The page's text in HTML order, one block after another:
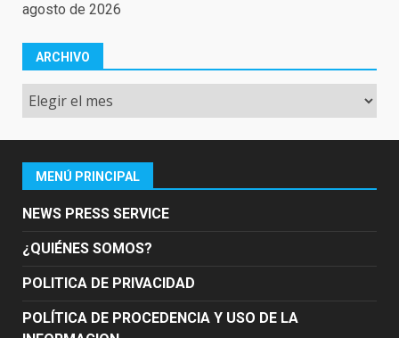
agosto de 2026
ARCHIVO
Archivo
MENÚ PRINCIPAL
NEWS PRESS SERVICE
¿QUIÉNES SOMOS?
POLITICA DE PRIVACIDAD
POLÍTICA DE PROCEDENCIA Y USO DE LA